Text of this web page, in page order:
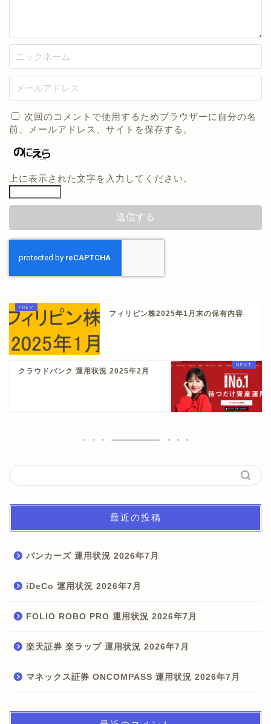
次回のコメントで使用するためブラウザーに自分の名
前、メールアドレス、サイトを保存する。
上に表示された文字を入力してください。
フィリピン株2025年1月末の保有内容
クラウドバンク 運用状況 2025年2月
最近の投稿
バンカーズ 運用状況 2026年7月
iDeCo 運用状況 2026年7月
FOLIO ROBO PRO 運用状況 2026年7月
楽天証券 楽ラップ 運用状況 2026年7月
マネックス証券 ONCOMPASS 運用状況 2026年7月